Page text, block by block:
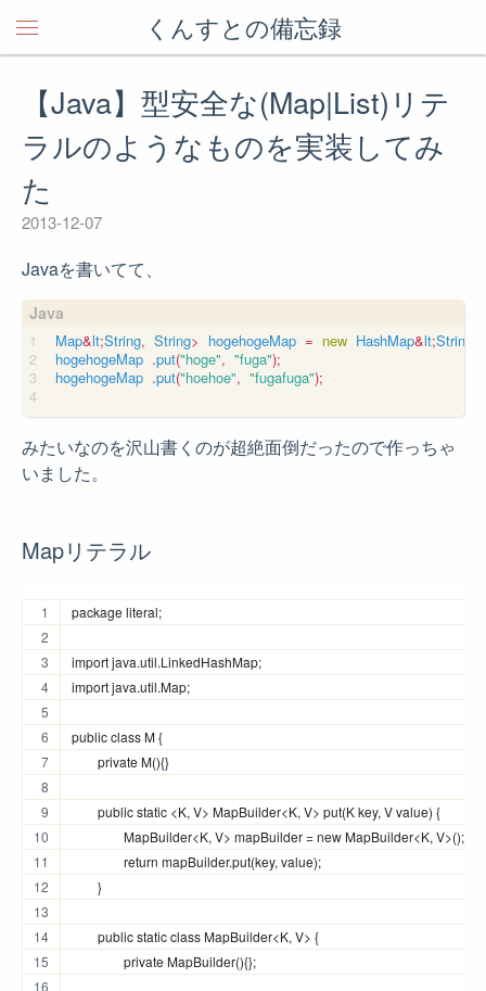
くんすとの備忘録
【Java】型安全な(Map|List)リテ
ラルのようなものを実装してみ
た
2013-12-07
Javaを書いてて、
Map&lt;String, String> hogehogeMap = new HashMap&lt;String
hogehogeMap .put("hoge", "fuga");
hogehogeMap .put("hoehoe", "fugafuga");
みたいなのを沢山書くのが超絶面倒だったので作っちゃ
いました。
Mapリテラル
package literal;
import java.util.LinkedHashMap;
import java.util.Map;
public class M {
	private M(){}
	public static <K, V> MapBuilder<K, V> put(K key, V value) {
		MapBuilder<K, V> mapBuilder = new MapBuilder<K, V>();
		return mapBuilder.put(key, value);
	}
	public static class MapBuilder<K, V> {
		private MapBuilder(){};